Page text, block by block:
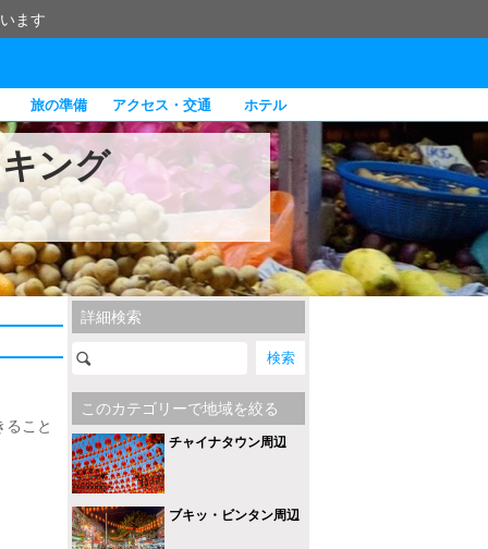
ます
旅の準備 アクセス・交通 ホテル
ング
詳細検索
このカテゴリーで地域を絞る
チャイナタウン周辺
ブキッ・ビンタン周辺
こと